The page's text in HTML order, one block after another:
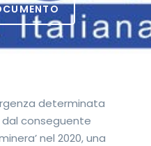
determinata
conseguente
nel 2020, una